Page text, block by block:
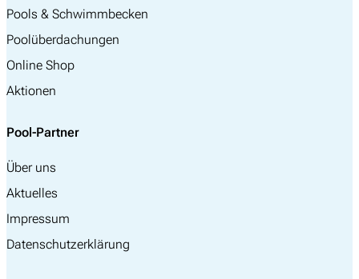
Pools & Schwimmbecken
Poolüberdachungen
Online Shop
Aktionen
Pool-Partner
Über uns
Aktuelles
Impressum
Datenschutzerklärung